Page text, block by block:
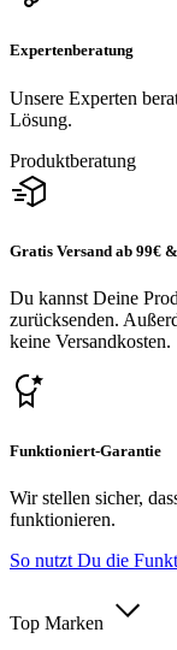
Expertenberatung
Unsere Experten
Lösung.
Produktberatung
Gratis Versand ab 99€
Du kannst Deine
zurücksenden.
keine Versandkosten.
Funktioniert-Garantie
Wir stellen sicher,
funktionieren.
So nutzt Du die
Top Marken